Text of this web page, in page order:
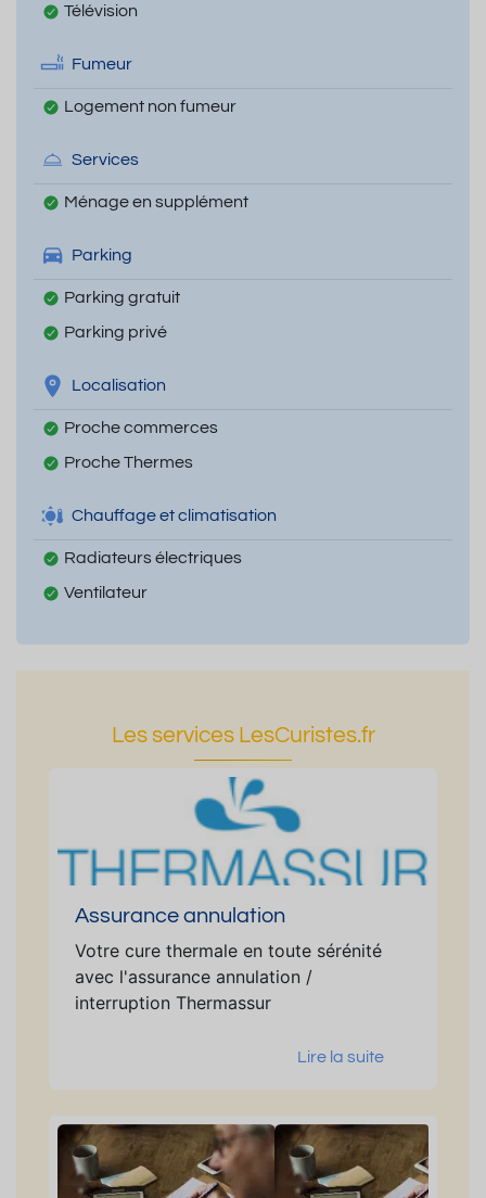
Télévision
Fumeur
Logement non fumeur
Services
Ménage en supplément
Parking
Parking gratuit
Parking privé
Localisation
Proche commerces
Proche Thermes
Chauffage et climatisation
Radiateurs électriques
Ventilateur
Les services LesCuristes.fr
Assurance annulation
Votre cure thermale en toute sérénité
avec l'assurance annulation /
interruption Thermassur
Lire la suite